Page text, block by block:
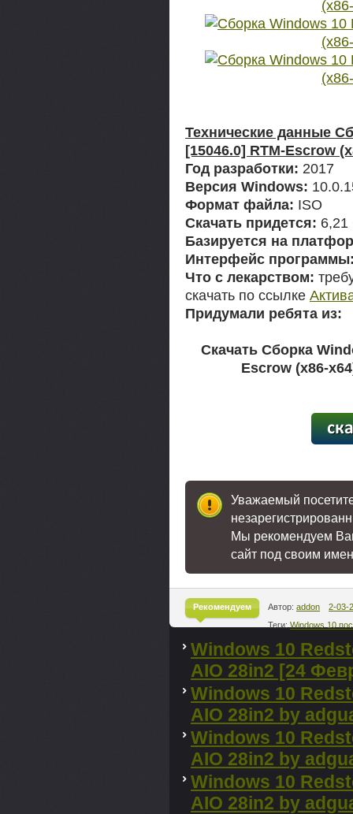
Технические данные
[15046.0] RTM-Escrow
Год разработки: 2017
Версия Windows:
Формат файла: ISO
Скачать придется: 6,21
Базируется на
Интерфейс
Что с лекарством:
скачать по ссылке
Придумали ребята из:
Скачать Сборка
Escrow (x86-
Уважаемый
Мы рекомендуем
сайт под своим
Рекомендуем
^
Автор:addon
2-03-
Теги:Windows 10
Windows 10
AIO 28in2 [24
Windows 10
AIO 28in2 by
Windows 10
AIO 28in2 by
Windows 10
AIO 28in2 by